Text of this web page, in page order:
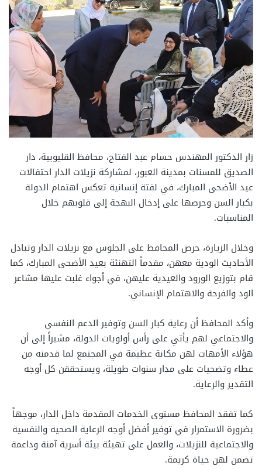
زار الدكتور المهندس حسام عبد الفتاح، محافظ القليوبية، دار
الصديق للمسنات بمدينة العبور، لمشاركة نزيلات الدار احتفالات
عيد الأضحى المبارك، في لفتة إنسانية تعكس اهتمام الدولة
بكبار السن وحرصها على إدخال البهجة إلى قلوبهم خلال
المناسبات.
وخلال الزيارة، حرص المحافظ على الجلوس مع نزيلات الدار وتبادل
الأحاديث الودية معهن، مقدماً التهنئة بعيد الأضحى المبارك، كما
قام بتوزيع الورود والعيدية عليهن، في أجواء غلبت عليها مشاعر
الود والفرحة والاهتمام الإنساني.
وأكد المحافظ أن رعاية كبار السن وتوفير الدعم النفسي
والاجتماعي لهم يأتي على رأس أولويات الدولة، مشيراً إلى أن
هؤلاء الأمهات لهن مكانة عظيمة في المجتمع لما قدمنه من
عطاء وتضحيات على مدار سنوات طويلة، ويستحققن كل أوجه
التقدير والرعاية.
كما تفقد المحافظ مستوى الخدمات المقدمة داخل الدار، موجهاً
بضرورة الاستمرار في توفير أفضل أوجه الرعاية الصحية والنفسية
والاجتماعية للنزيلات، والعمل على تهيئة بيئة أسرية آمنة وداعمة
تضمن لهن حياة كريمة.